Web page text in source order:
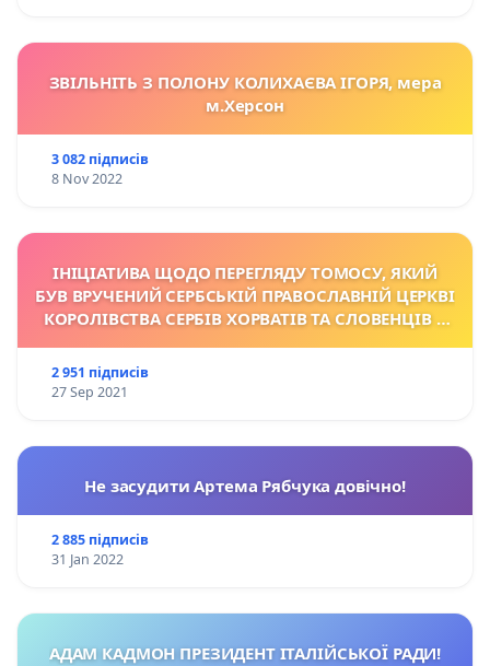
ЗВІЛЬНІТЬ З ПОЛОНУ КОЛИХАЄВА ІГОРЯ, мера
м.Херсон
3 082 підписів
8 Nov 2022
ІНІЦІАТИВА ЩОДО ПЕРЕГЛЯДУ TОМОСУ, ЯКИЙ
БУВ ВРУЧЕНИЙ СЕРБСЬКІЙ ПРАВОСЛАВНІЙ ЦЕРКВІ
КОРОЛІВСТВА СЕРБІВ ХОРВАТІВ ТА СЛОВЕНЦІВ У
2 951 підписів
27 Sep 2021
Не засудити Артема Рябчука довічно!
2 885 підписів
31 Jan 2022
АДАМ КАДМОН ПРЕЗИДЕНТ ІТАЛІЙСЬКОЇ РАДИ!